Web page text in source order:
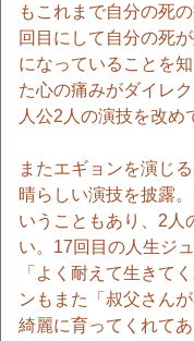
もこれまで自分の死
回目にして自分の死
になっていることを
た心の痛みがダイレ
人公2人の演技を改め
またエギョンを演じ
晴らしい演技を披露
いうこともあり、2人
い。17回目の人生ジ
「よく耐えて生きて
ンもまた「叔父さん
綺麗に育ってくれて